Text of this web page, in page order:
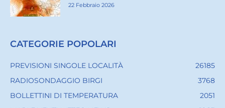
22 Febbraio 2026
CATEGORIE POPOLARI
PREVISIONI SINGOLE LOCALITÀ
26185
RADIOSONDAGGIO BIRGI
3768
BOLLETTINI DI TEMPERATURA
2051